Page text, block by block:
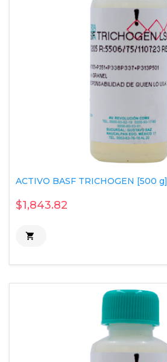
ACTIVO BASF TRICHOGEN [500 g]
$1,843.82
